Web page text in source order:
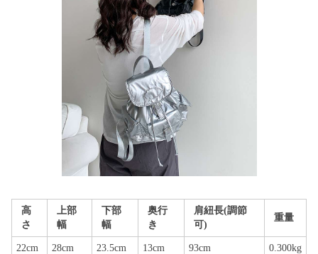
高
さ
上部
幅
下部
幅
奥行
き
肩紐長(調節
可)
重量
22cm 28cm 23.5cm 13cm 93cm 0.300kg